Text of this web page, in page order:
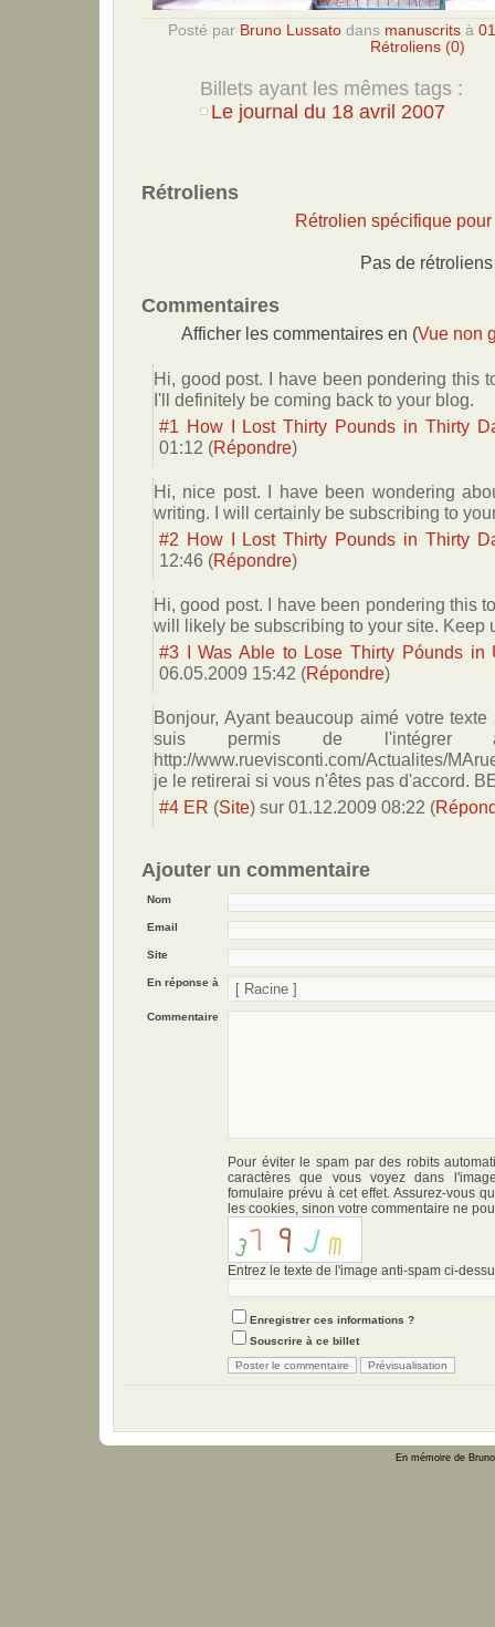
Posté par Bruno Lussato dans manuscrits à
Rétroliens (0)
Billets ayant les mêmes tags :
Le journal du 18 avril 2007
Rétroliens
Rétrolien spécifique
Pas de rétroliens
Commentaires
Afficher les commentaires en (Vue non
Hi, good post. I have been pondering this
I'll definitely be coming back to your blog.
#1 How I Lost Thirty Pounds in Thirty
01:12 (Répondre)
Hi, nice post. I have been wondering
writing. I will certainly be subscribing to
#2 How I Lost Thirty Pounds in Thirty
12:46 (Répondre)
Hi, good post. I have been pondering this
will likely be subscribing to your site. Keep
#3
I Was Able to Lose Thirty Póunds in
06.05.2009 15:42 (Répondre)
Bonjour, Ayant beaucoup aimé votre
suis permis de
http://www.ruevisconti.com/Actualites/
je le retirerai si vous n'êtes pas d'accord.
#4 ER (Site) sur 01.12.2009 08:22 (
Ajouter un commentaire
Nom
Email
Site
En réponse à
Commentaire
Pour éviter le spam par des robits
caractères que vous voyez dans
fomulaire prévu à cet effet. Assurez-vous
les cookies, sinon votre commentaire ne
Entrez le texte de l'image anti-spam ci-
Enregistrer ces informations ?
Souscrire à ce billet
En mémoire de